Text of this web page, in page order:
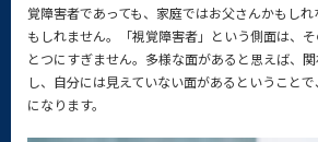
覚障害者であっても、家庭ではお父さんかもし
もしれません。「視覚障害者」という側面は、
とつにすぎません。多様な面があると思えば、
し、自分には見えていない面があるということ
になります。